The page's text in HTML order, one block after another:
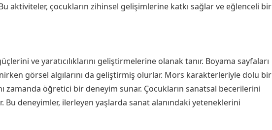
aktiviteler, çocukların zihinsel gelişimlerine katkı sağlar ve eğlenceli bir
ve yaratıcılıklarını geliştirmelerine olanak tanır. Boyama sayfaları
görsel algılarını da geliştirmiş olurlar. Mors karakterleriyle dolu bir
zamanda öğretici bir deneyim sunar. Çocukların sanatsal becerilerini
deneyimler, ilerleyen yaşlarda sanat alanındaki yeteneklerini